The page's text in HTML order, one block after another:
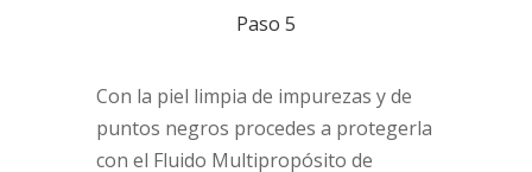
Paso 5
Con la piel limpia de impurezas y de
puntos negros procedes a protegerla
con el Fluido Multipropósito de